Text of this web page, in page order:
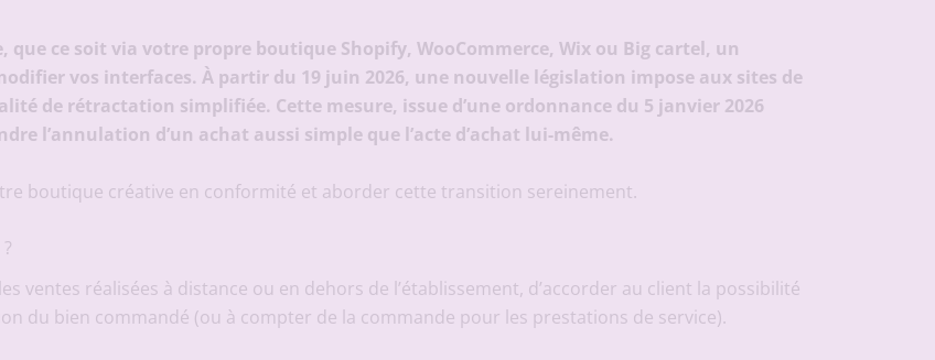
que ce soit via votre propre boutique Shopify, WooCommerce, Wix ou Big cartel, un
vos interfaces. À partir du 19 juin 2026, une nouvelle législation impose aux sites de
de rétractation simplifiée. Cette mesure, issue d’une ordonnance du 5 janvier 2026
l’annulation d’un achat aussi simple que l’acte d’achat lui-même.
boutique créative en conformité et aborder cette transition sereinement.
ventes réalisées à distance ou en dehors de l’établissement, d’accorder au client la possibilité
du bien commandé (ou à compter de la commande pour les prestations de service).